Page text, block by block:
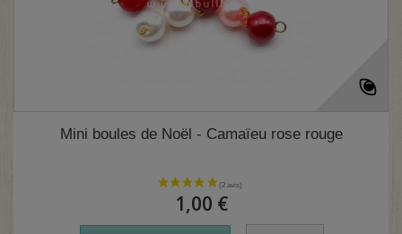
Mini boules de Noël - Camaïeu rose rouge
1,00 €